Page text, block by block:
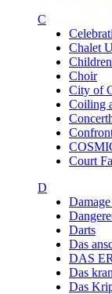
C
Chalet
Choir
City of
Coiling
Court
D
Darts
Das
DAS
Das
Das